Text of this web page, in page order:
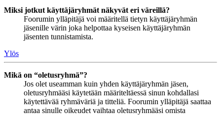
Miksi jotkut käyttäjäryhmät näkyvät eri väreillä?
Foorumin ylläpitäjä voi määritellä tietyn käyttäjäryhmän
jäsenille värin joka helpottaa kyseisen käyttäjäryhmän
jäsenten tunnistamista.
Ylös
Mikä on “oletusryhmä”?
Jos olet useamman kuin yhden käyttäjäryhmän jäsen,
oletusryhmääsi käytetään määriteltäessä sinun kohdallasi
käytettävää ryhmäväriä ja titteliä. Foorumin ylläpitäjä saattaa
antaa sinulle oikeudet vaihtaa oletusryhmääsi omista